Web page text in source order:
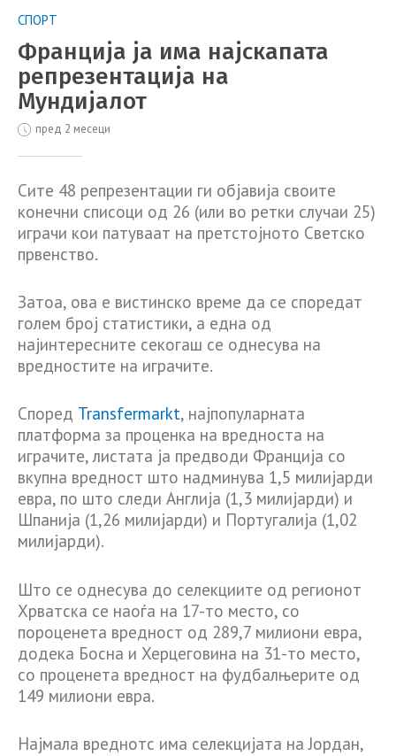
СПОРТ
Франција ја има најскапата
репрезентација на
Мундијалот
пред 2 месеци
Сите 48 репрезентации ги објавија своите
конечни списоци од 26 (или во ретки случаи 25)
играчи кои патуваат на претстојното Светско
првенство.
Затоа, ова е вистинско време да се споредат
голем број статистики, а една од
најинтересните секогаш се однесува на
вредностите на играчите.
Според Transfermarkt, најпопуларната
платформа за проценка на вредноста на
играчите, листата ја предводи Франција со
вкупна вредност што надминува 1,5 милијарди
евра, по што следи Англија (1,3 милијарди) и
Шпанија (1,26 милијарди) и Португалија (1,02
милијарди).
Што се однесува до селекциите од регионот
Хрватска се наоѓа на 17-то место, со
пороценета вредност од 289,7 милиони евра,
додека Босна и Херцеговина на 31-то место,
со проценета вредност на фудбалњерите од
149 милиони евра.
Најмала вреднотс има селекцијата на Јордан,